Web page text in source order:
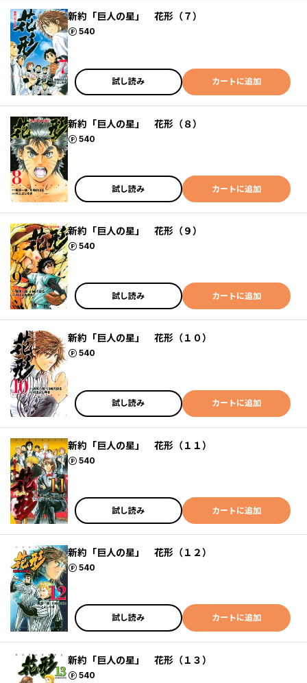
新約「巨人の星」 花形（７）
540
ポイント
試し読み カートに追加
新約「巨人の星」 花形（８）
540
ポイント
試し読み カートに追加
新約「巨人の星」 花形（９）
540
ポイント
試し読み カートに追加
新約「巨人の星」 花形（１０）
540
ポイント
試し読み カートに追加
新約「巨人の星」 花形（１１）
540
ポイント
試し読み カートに追加
新約「巨人の星」 花形（１２）
540
ポイント
試し読み カートに追加
新約「巨人の星」 花形（１３）
540
ポイント